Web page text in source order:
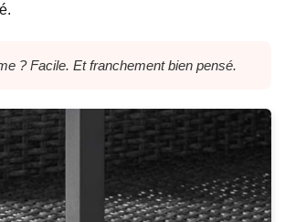
? Facile. Et franchement bien pensé.